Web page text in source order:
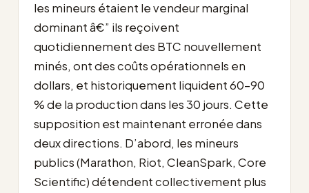
les mineurs étaient le vendeur marginal
dominant â€” ils reçoivent
quotidiennement des BTC nouvellement
minés, ont des coûts opérationnels en
dollars, et historiquement liquident 60-90
% de la production dans les 30 jours. Cette
supposition est maintenant erronée dans
deux directions. D’abord, les mineurs
publics (Marathon, Riot, CleanSpark, Core
Scientific) détendent collectivement plus